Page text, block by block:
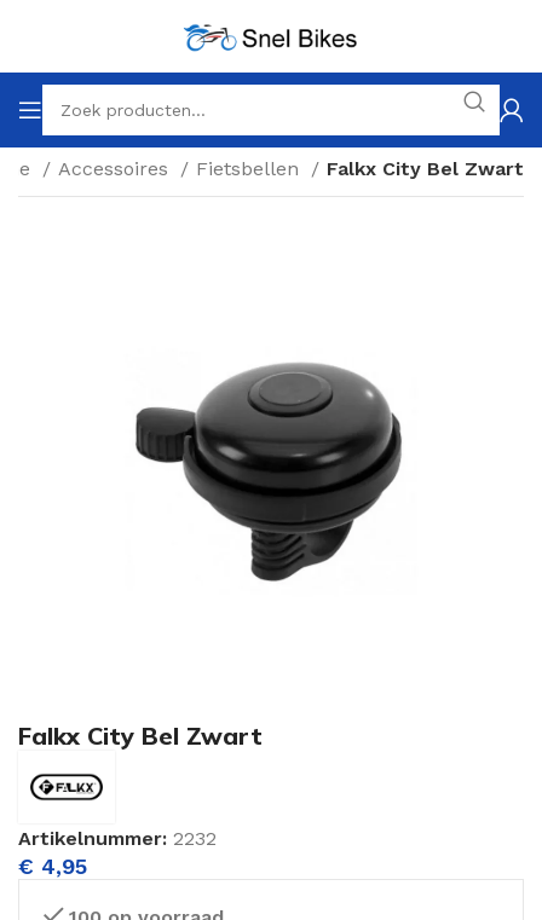
Accessoires Fietsbellen Falkx City Bel Zwart
Falkx City Bel Zwart
Artikelnummer: 2232
€ 4,95